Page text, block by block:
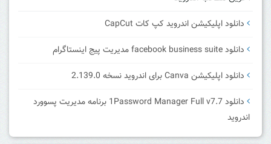
دانلود اپلیکیشن اندروید کپ کات CapCut
دانلود facebook business suite مدیریت پیج اینستاگرام
دانلود اپلیکیشن Canva برای اندروید نسخه 2.139.0
دانلود 1Password Manager Full v7.7 برنامه مدیریت پسوورد
اندروید